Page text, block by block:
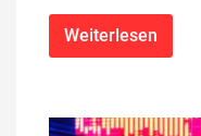
Weiterlesen